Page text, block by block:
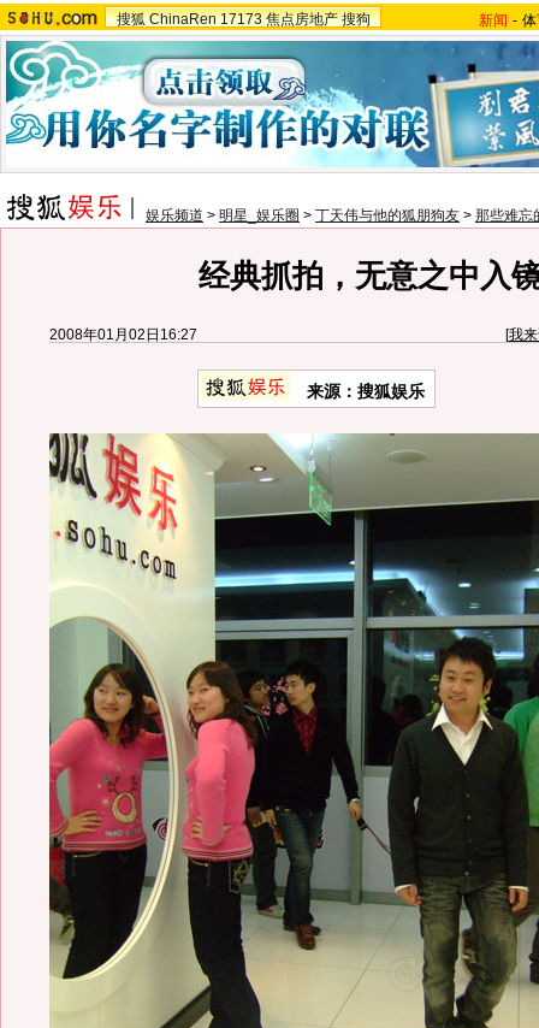
搜狐 ChinaRen 17173 焦点房地产 搜狗 新闻 -
娱乐频道 > 明星_娱乐圈 > 丁天伟与他的狐朋狗友 > 那些难忘
经典抓拍，无意之中入
2008年01月02日16:27 [我
来源：搜狐娱乐